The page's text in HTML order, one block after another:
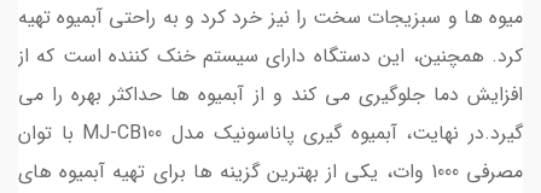
میوه ها و سبزیجات سخت را نیز خرد کرد و به راحتی آبمیوه تهیه
کرد. همچنین، این دستگاه دارای سیستم خنک کننده است که از
افزایش دما جلوگیری می کند و از آبمیوه ها حداکثر بهره را می
گیرد.در نهایت، آبمیوه گیری پاناسونیک مدل MJ-CB100 با توان
مصرفی 1000 وات، یکی از بهترین گزینه ها برای تهیه آبمیوه های